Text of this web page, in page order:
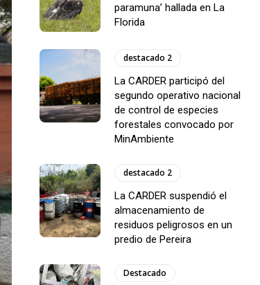
paramuna’ hallada en La
Florida
destacado 2
La CARDER participó del
segundo operativo nacional
de control de especies
forestales convocado por
MinAmbiente
destacado 2
La CARDER suspendió el
almacenamiento de
residuos peligrosos en un
predio de Pereira
Destacado